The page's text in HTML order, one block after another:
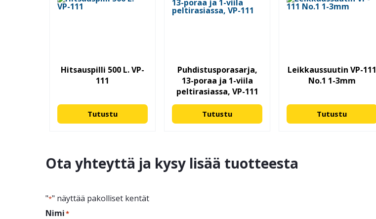
Hitsauspilli 500 L. VP-
111
Tutustu
Puhdistusporasarja,
13-poraa ja 1-viila
peltirasiassa, VP-111
Tutustu
Leikkaussuutin VP-111
No.1 1-3mm
Tutustu
Ota yhteyttä ja kysy lisää tuotteesta
"*" näyttää pakolliset kentät
Nimi*